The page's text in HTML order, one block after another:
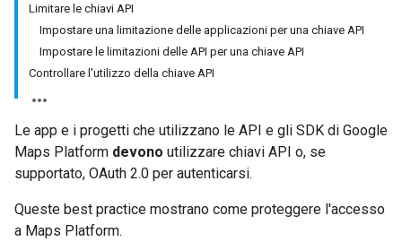
Limitare le chiavi API
Impostare una limitazione delle applicazioni per una chiave API
Impostare le limitazioni delle API per una chiave API
Controllare l'utilizzo della chiave API
Le app e i progetti che utilizzano le API e gli SDK di Google
Maps Platform devono utilizzare chiavi API o, se
supportato, OAuth 2.0 per autenticarsi.
Queste best practice mostrano come proteggere l'accesso
a Maps Platform.